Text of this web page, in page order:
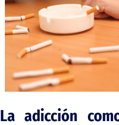
La adicción